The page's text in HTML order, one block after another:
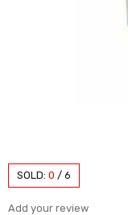
SOLD: 0 / 6
Add your review